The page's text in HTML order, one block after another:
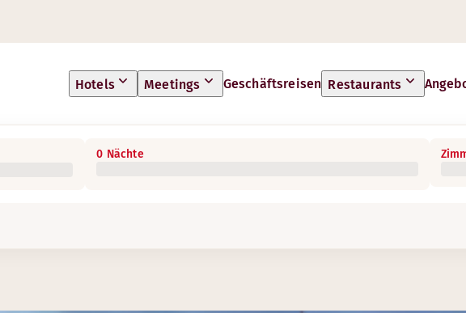
Hotels Meetings Geschäftsreisen Restaurants
0 Nächte